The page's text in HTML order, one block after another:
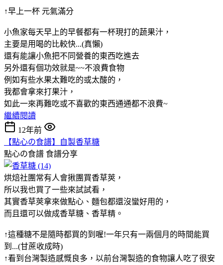
↑早上一杯 元氣滿分
小魚家每天早上的早餐都有一杯現打的蔬果汁，
主要是用喝的比較快...(真懶)
還有能讓小魚把不同營養的東西吃進去
另外還有個功效就是~~不浪費食物
例如有些水果太難吃的或太酸的，
我都會拿來打果汁，
如此一來再難吃或不喜歡的東西通通都不浪費~
繼續閱讀
12年前
【點心の食譜】自製香草糖
點心の食譜 食譜分享
烘焙社團常有人會揪團買香草莢，
所以我也買了一些來試試看，
其實香草莢拿來做點心、麵包都還沒蠻好用的，
而且還可以做成香草糖、香草精。
↑這種糖不是隨時都買的到喔!一年只有一兩個月的時間能買
到...(甘蔗收成時)
↑看到台灣製造感慨良多，以前台灣製造的食物讓人吃了很安